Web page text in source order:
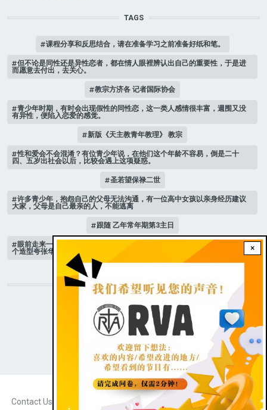
×
TAGS
课程分享和反思结合，请在准备学习之前准备好纸和笔。
但不论是同性还是异性恋者，都在情人眼裡辨认出自己的重要性，于是进
而愿意去付出，去关心。
教宗方济各 记者国际协会
青少年时期，有时会出现假性的同性恋，这一类人感情很丰富，週围又没
有异性，便陷入恋爱的感觉。
新版《天主教青年教理》 教宗
性和爱会不会混淆？有位青少年说，在他们这个年龄不容易，倒是二十
四、五岁出社会以后，比较会遇上这项疑惑。
圣若望保禄二世
许多青少年，抱怨自己的父母无法沟通，有一位高中女孩以亲身经历建议
大家，父母是自己最亲的人，不能逃离
跟随 乙年常年期第3主日
眼前走来一位魔女，可爱的妖媚中带点邪恶，身上穿著宫廷的小丑服，整
个造型夸张华丽，非常特殊。
STAY CONNECTED WITH US!
Contact Us
Dark theme